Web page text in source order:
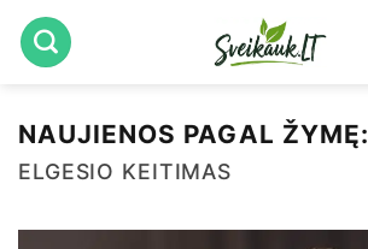
Skip
to
NAUJIENOS PAGAL ŽYMĘ:
ELGESIO KEITIMAS